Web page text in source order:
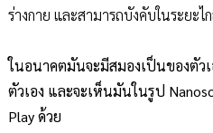
ร่างกาย และสามารถบังคับในระยะไ
ในอนาคตมันจะมีสมองเป็นของตัวเ
ตัวเอง และจะเห็นมันในรูป
Play ด้วย